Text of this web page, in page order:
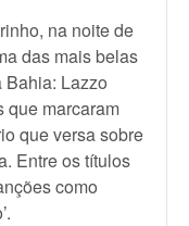
na noite de
das mais belas
Bahia: Lazzo
que marcaram
que versa sobre
Entre os títulos
como